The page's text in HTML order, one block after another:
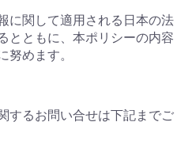
に関して適用される日本の法
とともに、本ポリシーの内容
努めます。
するお問い合せは下記までご